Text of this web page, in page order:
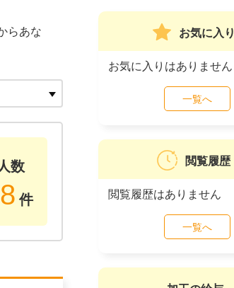
らあな
数
件
お気に入り
お気に入りはありません
一覧へ
閲覧履歴
閲覧履歴はありません
一覧へ